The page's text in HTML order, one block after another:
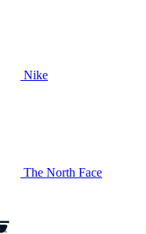
Nike
The North Face